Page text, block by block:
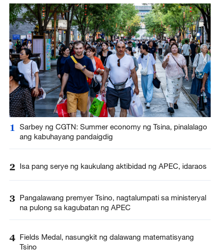
1
Sarbey ng CGTN: Summer economy ng Tsina, pinalalago
ang kabuhayang pandaigdig
2 Isa pang serye ng kaukulang aktibidad ng APEC, idaraos
3 Pangalawang premyer Tsino, nagtalumpati sa ministeryal
na pulong sa kagubatan ng APEC
4 Fields Medal, nasungkit ng dalawang matematisyang
Tsino